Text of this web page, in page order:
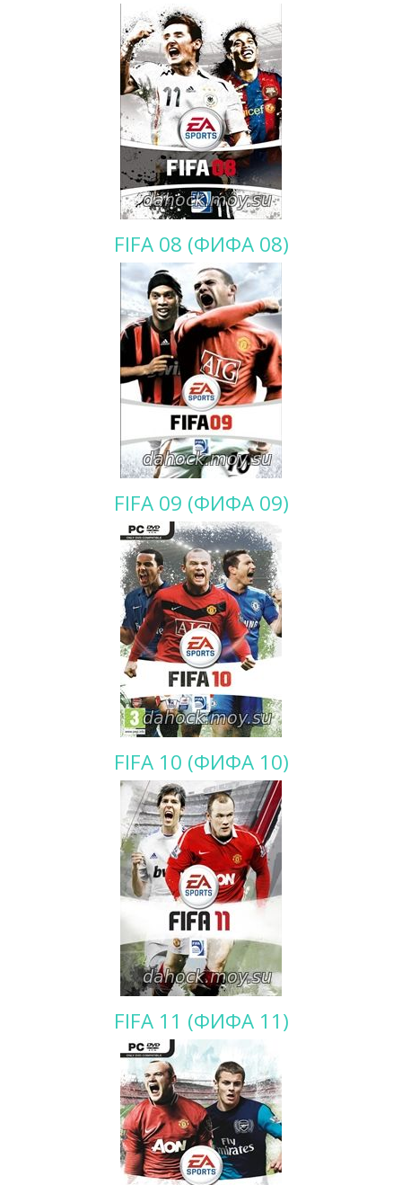
FIFA 08 (ФИФА 08)
FIFA 09 (ФИФА 09)
FIFA 10 (ФИФА 10)
FIFA 11 (ФИФА 11)